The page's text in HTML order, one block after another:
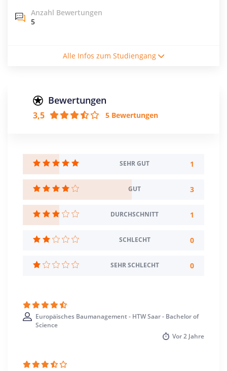
Anzahl Bewertungen
5
Vollzeitstudium
Creditpoints
7 Semester
Sprache
Deutsch
Französisch
Studienbeginn
Wintersemester
Standort
Saarbrücken >> Regionalverband Saarbrücken
Alle Infos zum Studiengang
Bewertungen
3,5 5 Bewertungen
SEHR GUT 1
GUT 3
DURCHSCHNITT 1
SCHLECHT 0
SEHR SCHLECHT 0
Europäisches Baumanagement - HTW Saar - Bachelor of
Science
Vor2 Jahre